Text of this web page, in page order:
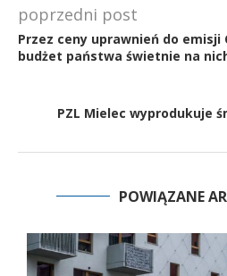
poprzedni post
Przez ceny uprawnień do emisji
budżet państwa świetnie na
PZL Mielec wyprodukuje
POWIĄZANE